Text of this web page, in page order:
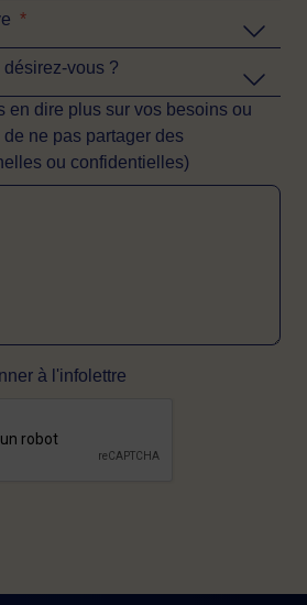
*
vous ?
en dire plus sur vos besoins ou
ne pas partager des
ou confidentielles)
à l'infolettre
à vérifier si vous êtes